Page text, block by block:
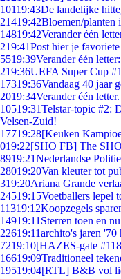
10119:43De landelijke
21419:42Bloemen/planten
14819:42Verander één
219:41Post hier je
5519:39Verander één
219:36UEFA Super Cup
17319:36Vandaag 40 jaar
2019:34Verander één
10519:31Telstar-topic #2:
Velsen-Zuid!
17719:28[Keuken
019:22[SHO FB] The
8919:21Nederlandse
28019:20Van kleuter tot
319:20Ariana Grande
24519:15Voetballers lepel
11319:12Koopzegels
14919:11 Sterren toen en nu
22619:11archito's jaren
7219:10[HAZES-gate
16619:09Traditioneel
19519:04[RTL] B&B vol